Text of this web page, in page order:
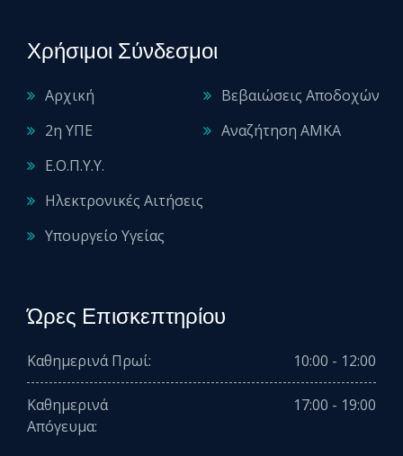
Χρήσιμοι Σύνδεσμοι
Αρχική
2η ΥΠΕ
Ε.Ο.Π.Υ.Υ.
Ηλεκτρονικές Αιτήσεις
Υπουργείο Υγείας
Βεβαιώσεις Αποδοχών
Αναζήτηση ΑΜΚΑ
Ώρες Επισκεπτηρίου
Καθημερινά Πρωί: 10:00 - 12:00
Καθημερινά
Απόγευμα:
17:00 - 19:00